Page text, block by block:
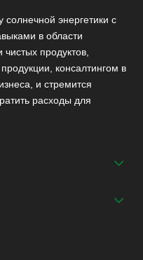
энергетики с
в области
продуктов,
консалтингом в
и стремится
расходы для